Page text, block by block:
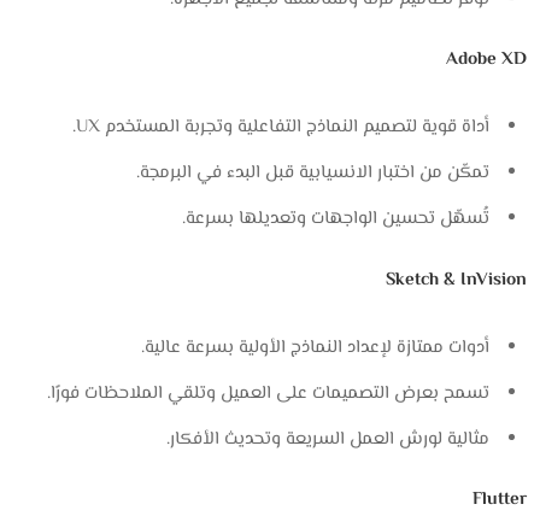
Adobe XD
أداة قوية لتصميم النماذج التفاعلية وتجربة المستخدم UX.
تمكّن من اختبار الانسيابية قبل البدء في البرمجة.
تُسهّل تحسين الواجهات وتعديلها بسرعة.
Sketch & InVision
أدوات ممتازة لإعداد النماذج الأولية بسرعة عالية.
تسمح بعرض التصميمات على العميل وتلقي الملاحظات فورًا.
مثالية لورش العمل السريعة وتحديث الأفكار.
Flutter